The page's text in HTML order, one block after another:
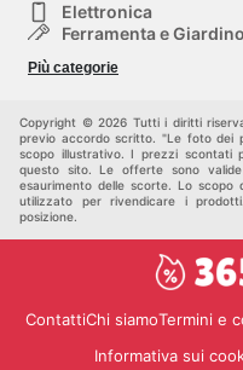
Elettronica
Ferramenta e Giardino
Bambini e Neonati
Più categorie
Copyright © 2026 Tutti i diritti
previo accordo scritto. "Le foto dei
scopo illustrativo. I prezzi scontati
questo sito. Le offerte sono
esaurimento delle scorte. Lo
utilizzato per rivendicare i
posizione.
ContattiChi siamoTermini e
Informativa sui